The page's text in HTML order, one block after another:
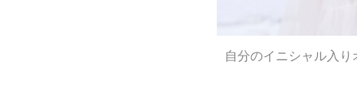
自分のイニシャル入